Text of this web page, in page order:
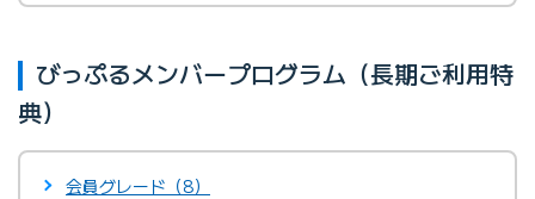
びっぷるメンバープログラム（長期ご利用特
典）
会員グレード（8）